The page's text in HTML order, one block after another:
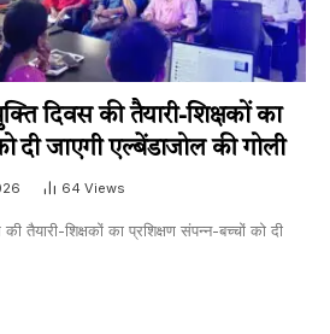
दिवस की तैयारी-शिक्षकों का
दी जाएगी एल्बेंडाजोल की गोली
64 Views
तैयारी-शिक्षकों का प्रशिक्षण संपन्न-बच्चों को दी